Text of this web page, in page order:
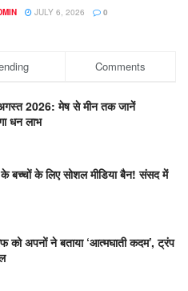
JULY 6, 2026 0
Comments
2026: मेष से मीन तक जानें
धन लाभ
बच्चों के लिए सोशल मीडिया बैन! संसद में
को अपनों ने बताया ‘आत्मघाती कदम’, ट्रंप